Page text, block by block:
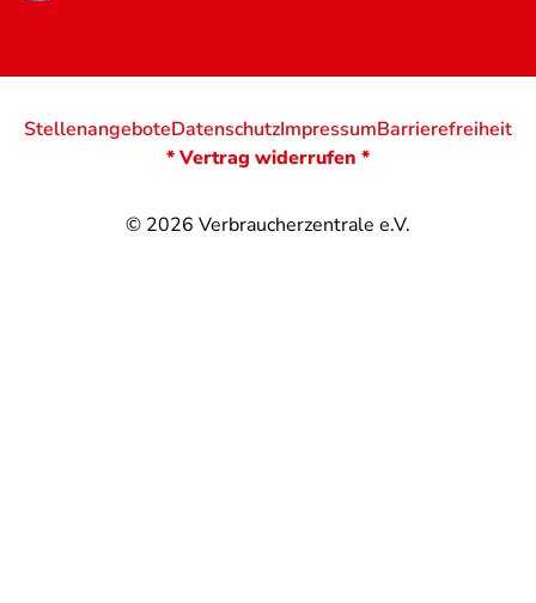
© 2026 Verbraucherzentrale e.V.
StellenangeboteDatenschutzImpressumBarrierefreiheit
* Vertrag widerrufen *